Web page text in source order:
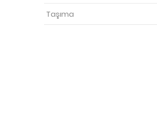
Taşıma